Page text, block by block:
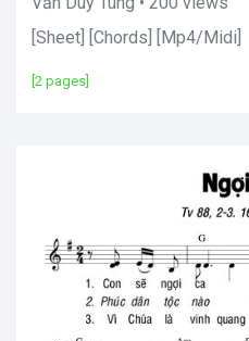
[Sheet] [Chords] [Mp4/Midi]
[2 pages]